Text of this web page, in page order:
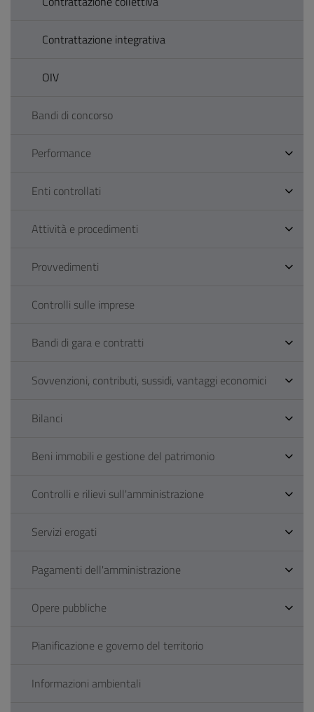
Contrattazione integrativa
OIV
Bandi di concorso
Performance
Enti controllati
Attività e procedimenti
Provvedimenti
Controlli sulle imprese
Bandi di gara e contratti
Sovvenzioni, contributi, sussidi, vantaggi economici
Bilanci
Beni immobili e gestione del patrimonio
Controlli e rilievi sull'amministrazione
Servizi erogati
Pagamenti dell'amministrazione
Opere pubbliche
Pianificazione e governo del territorio
Informazioni ambientali